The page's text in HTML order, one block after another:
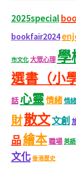
2025special
bookfair2024
市文化 大眾心理 學
選書（小學
話 心靈情緒情
財散文文創
品繪本職場 英
文化 香港歷史